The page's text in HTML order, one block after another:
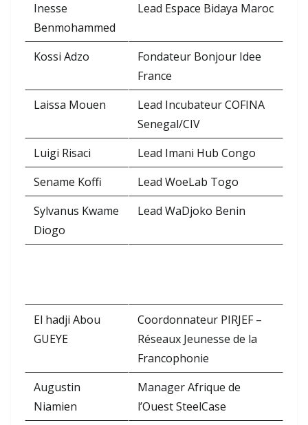
Inesse
Benmohammed
Lead Espace Bidaya Maroc
Kossi Adzo
Fondateur Bonjour Idee
France
Laissa Mouen
Lead Incubateur COFINA
Senegal/CIV
Luigi Risaci
Lead Imani Hub Congo
Sename Koffi
Lead WoeLab Togo
Sylvanus Kwame
Diogo
Lead WaDjoko Benin
El hadji Abou
GUEYE
Coordonnateur PIRJEF –
Réseaux Jeunesse de la
Francophonie
Augustin
Niamien
Manager Afrique de
l’Ouest SteelCase